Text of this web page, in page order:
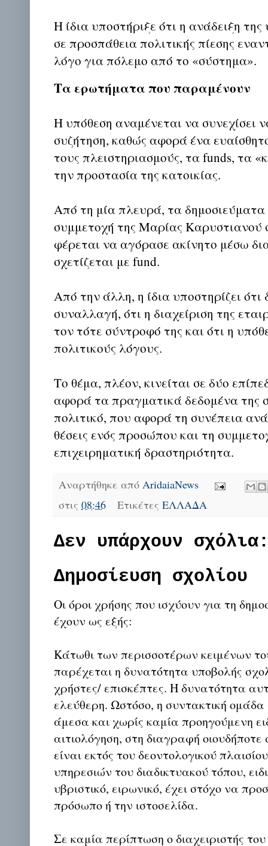
Η ίδια υποστήριξε ότι η ανάδειξη
σε προσπάθεια πολιτικής πίεσης
λόγο για πόλεμο από το «σύστημα».
Τα ερωτήματα που παραμένουν
Η υπόθεση αναμένεται να συνεχίσει
συζήτηση, καθώς αφορά ένα
τους πλειστηριασμούς, τα funds, τα
την προστασία της κατοικίας.
Από τη μία πλευρά, τα δημοσιεύματα
συμμετοχή της Μαρίας Καρυστιανού
φέρεται να αγόρασε ακίνητο μέσω
σχετίζεται με fund.
Από την άλλη, η ίδια υποστηρίζει ότι
συναλλαγή, ότι η διαχείριση της
τον τότε σύντροφό της και ότι η
πολιτικούς λόγους.
Το θέμα, πλέον, κινείται σε δύο
αφορά τα πραγματικά δεδομένα της
πολιτικό, που αφορά τη συνέπεια
θέσεις ενός προσώπου και τη
επιχειρηματική δραστηριότητα.
Αναρτήθηκε από AridaiaNews
στις 08:46 ΕτικέτεςΕΛΛΑΔΑ
Δεν υπάρχουν
Δημοσίευση σχολίου
Οι όροι χρήσης που ισχύουν για τη
έχουν ως εξής:
Κάτωθι των περισσοτέρων κειμένων
παρέχεται η δυνατότητα υποβολής
χρήστες/ επισκέπτες. Η δυνατότητα
ελεύθερη. Ωστόσο, η συντακτική
άμεσα και χωρίς καμία προηγούμενη
αιτιολόγηση, στη διαγραφή οιουδήποτε
είναι εκτός του δεοντολογικού
υπηρεσιών του διαδικτυακού τόπου,
υβριστικό, ειρωνικό, έχει στόχο να
πρόσωπο ή την ιστοσελίδα.
Σε καμία περίπτωση ο διαχειριστής